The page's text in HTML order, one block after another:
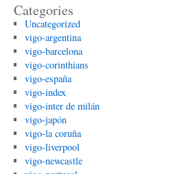
Categories
Uncategorized
vigo-argentina
vigo-barcelona
vigo-corinthians
vigo-españa
vigo-index
vigo-inter de milán
vigo-japón
vigo-la coruña
vigo-liverpool
vigo-newcastle